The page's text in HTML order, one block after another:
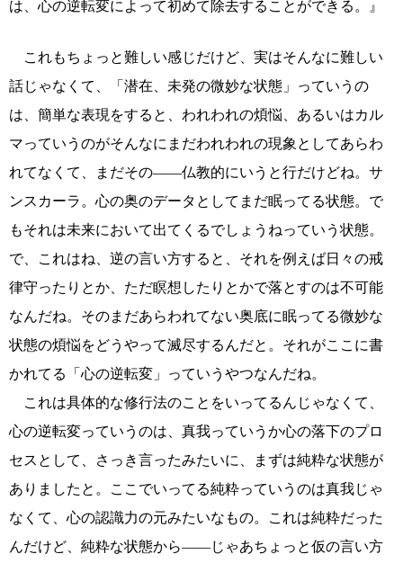
は、心の逆転変によって初めて除去することができる。』
これもちょっと難しい感じだけど、実はそんなに難しい
話じゃなくて、「潜在、未発の微妙な状態」っていうの
は、簡単な表現をすると、われわれの煩悩、あるいはカル
マっていうのがそんなにまだわれわれの現象としてあらわ
れてなくて、まだその――仏教的にいうと行だけどね。サ
ンスカーラ。心の奥のデータとしてまだ眠ってる状態。で
もそれは未来において出てくるでしょうねっていう状態。
で、これはね、逆の言い方すると、それを例えば日々の戒
律守ったりとか、ただ瞑想したりとかで落とすのは不可能
なんだね。そのまだあらわれてない奥底に眠ってる微妙な
状態の煩悩をどうやって滅尽するんだと。それがここに書
かれてる「心の逆転変」っていうやつなんだね。
これは具体的な修行法のことをいってるんじゃなくて、
心の逆転変っていうのは、真我っていうか心の落下のプロ
セスとして、さっき言ったみたいに、まずは純粋な状態が
ありましたと。ここでいってる純粋っていうのは真我じゃ
なくて、心の認識力の元みたいなもの。これは純粋だった
んだけど、純粋な状態から――じゃあちょっと仮の言い方